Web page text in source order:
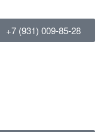
+7 (931) 009-85-28